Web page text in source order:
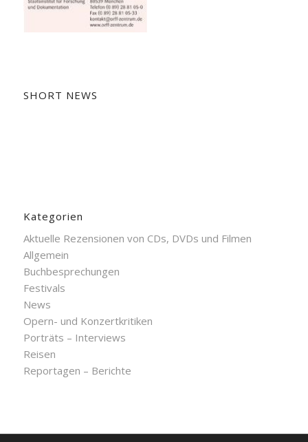
SHORT NEWS
Kategorien
Aktuelle Rezensionen von CDs, DVDs und Filmen
Allgemein
Buchbesprechungen
Festivals
News
Opern- und Konzertkritiken
Porträts – Interviews
Reisen
Reportagen – Berichte